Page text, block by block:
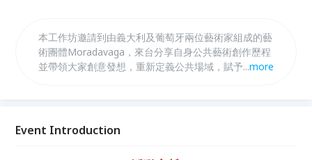
本工作坊邀請到由義大利及葡萄牙兩位藝術家組成的藝
術團體Moradavaga，來台分享自身公共藝術創作歷程
並帶領大家創意發想，重新定義公共場域，賦予創作新
...more
Event Introduction